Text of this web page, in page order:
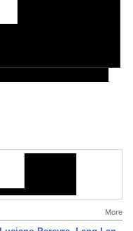
More